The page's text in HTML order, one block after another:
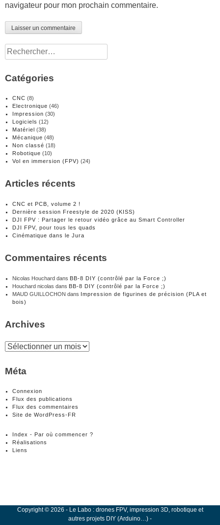
navigateur pour mon prochain commentaire.
Rechercher :
Catégories
CNC (8)
Electronique (46)
Impression (30)
Logiciels (12)
Matériel (38)
Mécanique (48)
Non classé (18)
Robotique (10)
Vol en immersion (FPV) (24)
Articles récents
CNC et PCB, volume 2 !
Dernière session Freestyle de 2020 (KISS)
DJI FPV : Partager le retour vidéo grâce au Smart Controller
DJI FPV, pour tous les quads
Cinématique dans le Jura
Commentaires récents
Nicolas Houchard dans BB-8 DIY (contrôlé par la Force ;)
Houchard nicolas dans BB-8 DIY (contrôlé par la Force ;)
MAUD GUILLOCHON dans Impression de figurines de précision (PLA et
bois)
Archives
Archives
Méta
Connexion
Flux des publications
Flux des commentaires
Site de WordPress-FR
Index - Par où commencer ?
Réalisations
Liens
Copyright© 2026 - Le Labo : drones FPV, impression 3D, robotique et
autres projets DIY (Arduino…) -